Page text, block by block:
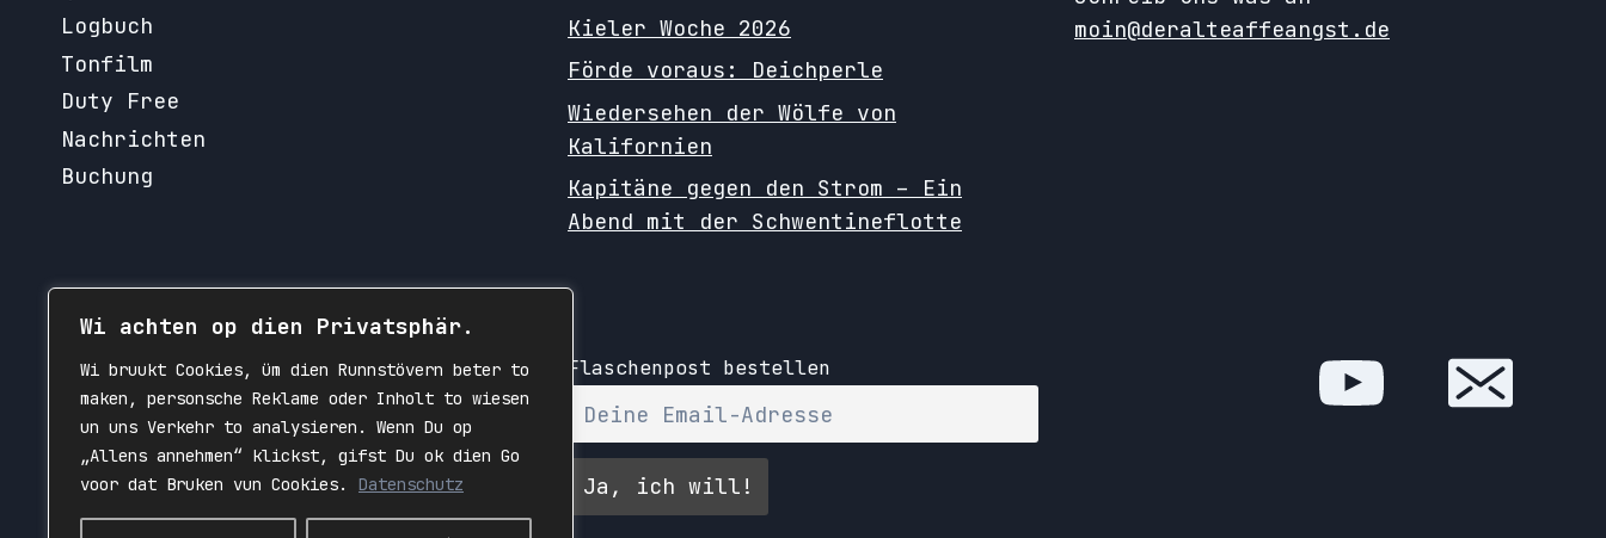
Wi achten op dien Privatsphär.
Wi bruukt Cookies, üm dien Runnstövern beter to
maken, personsche Reklame oder Inholt to wiesen
un uns Verkehr to analysieren. Wenn Du op
„Allens annehmen“ klickst, gifst Du ok dien Go
voor dat Bruken vun Cookies.
Datenschutz
Logbuch
Tonfilm
Duty Free
Nachrichten
Buchung
Kieler Woche 2026
Förde voraus: Deichperle
Wiedersehen der Wölfe von
Kalifornien
Kapitäne gegen den Strom – Ein
Abend mit der Schwentineflotte
moin@deralteaffeangst.de
Flaschenpost bestellen